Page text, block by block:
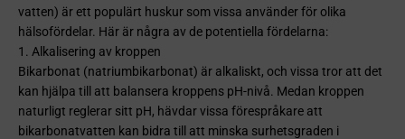
vatten) är ett populärt huskur som vissa använder för olika
hälsofördelar. Här är några av de potentiella fördelarna:
1. Alkalisering av kroppen
Bikarbonat (natriumbikarbonat) är alkaliskt, och vissa tror att det
kan hjälpa till att balansera kroppens pH-nivå. Medan kroppen
naturligt reglerar sitt pH, hävdar vissa förespråkare att
bikarbonatvatten kan bidra till att minska surhetsgraden i